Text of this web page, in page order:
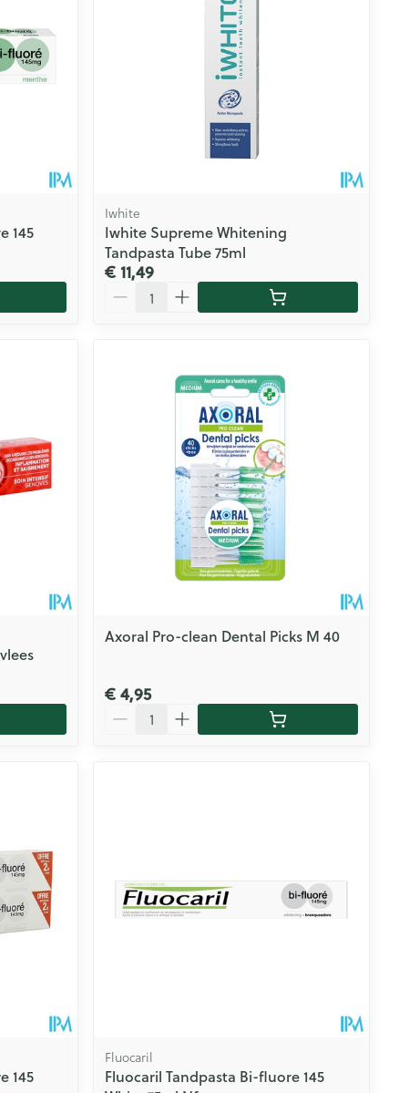
145
Iwhite
Iwhite Supreme Whitening
Tandpasta Tube 75ml
€ 11,49
Axoral Pro-clean Dental Picks M 40
€ 4,95
145
Fluocaril
Fluocaril Tandpasta Bi-fluore 145